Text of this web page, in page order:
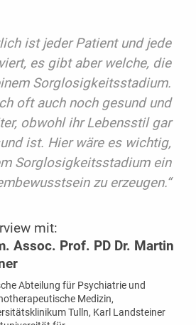
ist jeder Patient und jede
es gibt aber welche, die
Sorglosigkeitsstadium.
oft auch noch gesund und
obwohl ihr Lebensstil gar
ist. Hier wäre es wichtig,
Sorglosigkeitsstadium ein
zu erzeugen.“
mit:
Assoc. Prof. PD Dr. Martin
Abteilung für Psychiatrie und
Medizin,
Tulln, Karl Landsteiner